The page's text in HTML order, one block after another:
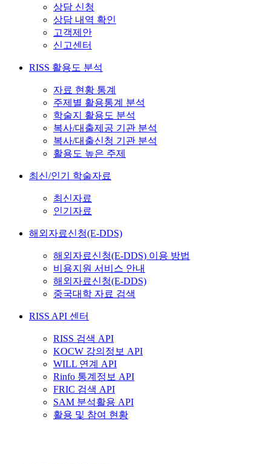
상담 신청
상담 내역 확인
고객제안
신고센터
RISS 활용도 분석
자료 현황 통계
주제별 활용통계 분석
학술지 활용도 분석
복사/대출제공 기관 분석
복사/대출신청 기관 분석
활용도 높은 주제
최신/인기 학술자료
최신자료
인기자료
해외자료신청(E-DDS)
해외자료신청(E-DDS) 이용 방법
비용지원 서비스 안내
해외자료신청(E-DDS)
중국대학 자료 검색
RISS API 센터
RISS 검색 API
KOCW 강의정보 API
WILL 연계 API
Rinfo 통계정보 API
FRIC 검색 API
SAM 분석활용 API
활용 및 참여 현황